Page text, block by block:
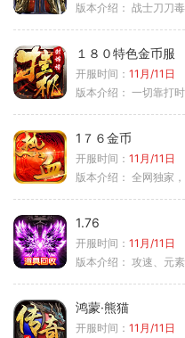
版本介绍： 战士刀刀
１８０特色金币服
开服时间： 11月/11日
版本介绍： 一切靠打
1７６金币
开服时间： 11月/11日
版本介绍： 全网独家，
1.76
开服时间： 11月/11日
版本介绍： 攻速、元素、
鸿蒙·熊猫
开服时间： 11月/11日